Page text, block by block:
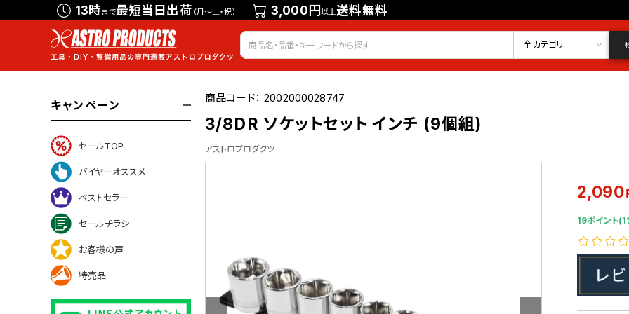
13時まで最短当日出荷 （月～土・祝） 3,000円以上送料無料
会員登録 ログイン
お気に入り
全カテゴリ
キャンペーン
セールTOP
バイヤーオススメ
ベストセラー
セールチラシ
お客様の声
特売品
商品コード：2002000028747
3/8DR ソケットセット インチ (9個組)
アストロプロダクツ
2,090
19ポイント